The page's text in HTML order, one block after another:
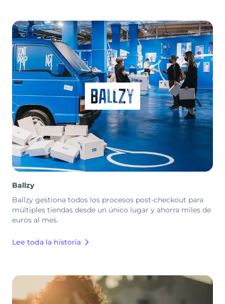
Ballzy
Ballzy gestiona todos los procesos post-checkout para
múltiples tiendas desde un único lugar y ahorra miles de
euros al mes.
Lee toda la historia